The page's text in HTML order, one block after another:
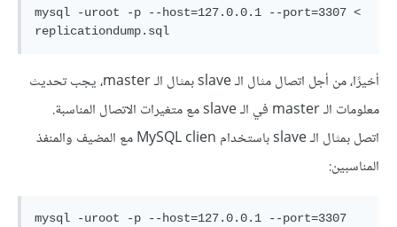
mysql -uroot -p --host=127.0.0.1 --port=3307 <
replicationdump.sql
أخيرًا، من أجل اتصال مثال الـ slave بمثال الـ master، يجب تحديث
معلومات الـ master في الـ slave مع متغيرات الاتصال المناسبة.
اتصل بمثال الـ slave باستخدام MySQL clien مع المضيف والمنفذ
المناسبين:
mysql -uroot -p --host=127.0.0.1 --port=3307